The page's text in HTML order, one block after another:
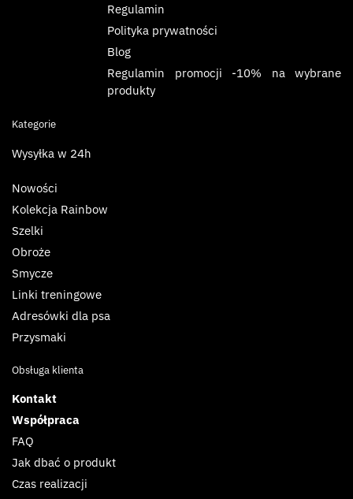
Regulamin
Polityka prywatności
Blog
Regulamin promocji -10% na wybrane
produkty
Kategorie
Wysyłka w 24h
Nowości
Kolekcja Rainbow
Szelki
Obroże
Smycze
Linki treningowe
Adresówki dla psa
Przysmaki
Obsługa klienta
Kontakt
Współpraca
FAQ
Jak dbać o produkt
Czas realizacji